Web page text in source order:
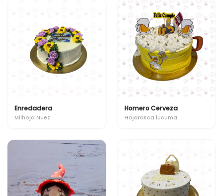
Enredadera
Milhoja Nuez
Homero Cerveza
Hojarasca lucuma